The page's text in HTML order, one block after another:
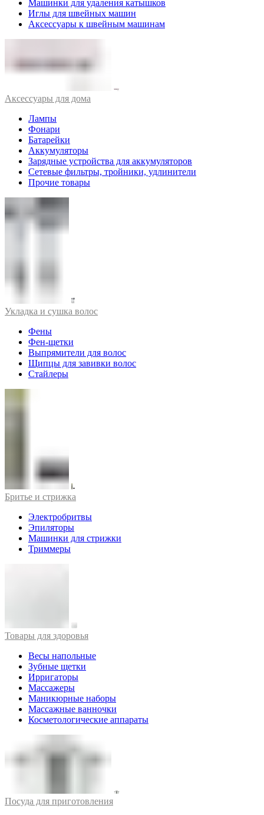
Машинки для удаления катышков
Иглы для швейных машин
Аксессуары к швейным машинам
Аксессуары для дома
Лампы
Фонари
Батарейки
Аккумуляторы
Зарядные устройства для аккумуляторов
Сетевые фильтры, тройники, удлинители
Прочие товары
Укладка и сушка волос
Фены
Фен-щетки
Выпрямители для волос
Щипцы для завивки волос
Стайлеры
Бритье и стрижка
Электробритвы
Эпиляторы
Машинки для стрижки
Триммеры
Товары для здоровья
Весы напольные
Зубные щетки
Ирригаторы
Массажеры
Маникюрные наборы
Массажные ванночки
Косметологические аппараты
Посуда для приготовления